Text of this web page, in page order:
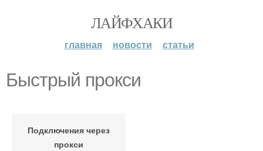
ЛАЙФХАКИ
главная новости статьи
Быстрый прокси
Подключения через
прокси